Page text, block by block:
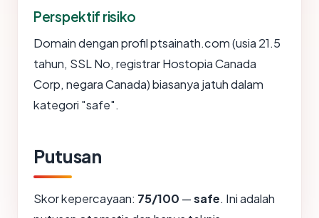
Perspektif risiko
Domain dengan profil ptsainath.com (usia 21.5
tahun, SSL No, registrar Hostopia Canada
Corp, negara Canada) biasanya jatuh dalam
kategori "safe".
Putusan
Skor kepercayaan: 75/100 —safe. Ini adalah